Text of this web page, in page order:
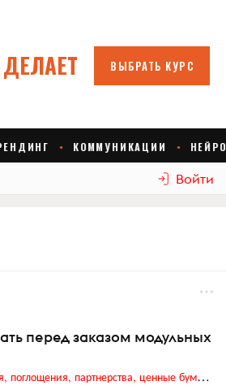
Войти
перед заказом модульных
Бизнес (тендеры, слияния, поглощения, партнерства, ценные бумаги, акционеры, финансы и отчетность)